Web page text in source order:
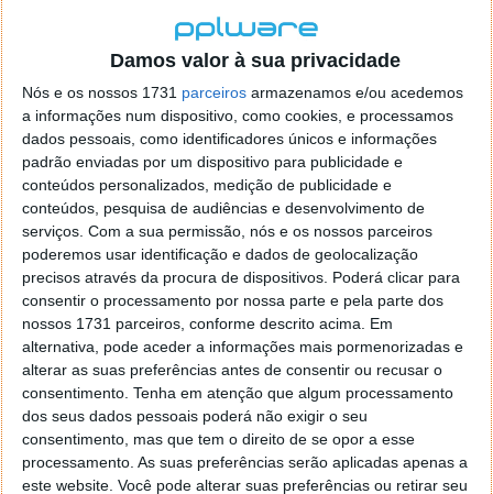
Damos valor à sua privacidade
Nós e os nossos 1731 parceiros armazenamos e/ou acedemos
a informações num dispositivo, como cookies, e processamos
dados pessoais, como identificadores únicos e informações
padrão enviadas por um dispositivo para publicidade e
conteúdos personalizados, medição de publicidade e
conteúdos, pesquisa de audiências e desenvolvimento de
serviços. Com a sua permissão, nós e os nossos parceiros
poderemos usar identificação e dados de geolocalização
precisos através da procura de dispositivos. Poderá clicar para
consentir o processamento por nossa parte e pela parte dos
nossos 1731 parceiros, conforme descrito acima. Em
alternativa, pode aceder a informações mais pormenorizadas e
alterar as suas preferências antes de consentir ou recusar o
consentimento. Tenha em atenção que algum processamento
dos seus dados pessoais poderá não exigir o seu
consentimento, mas que tem o direito de se opor a esse
processamento. As suas preferências serão aplicadas apenas a
este website. Você pode alterar suas preferências ou retirar seu
Assim que o método de pagamento é seleccionado,
aparecem os campos para preenchimento da
informação relativa ao cartão de crédito. É
obrigatório preencher todos os campos, incluindo a
informação para facturação.
Note-se que toda a informação do cartão de crédito
fica memorizada, facilitando assim o processo numa
próxima compra.